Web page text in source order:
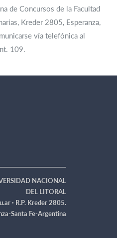
de Concursos de la Facultad
Kreder 2805, Esperanza,
vía telefónica al
109.
NACIONAL
DEL LITORAL
· R.P. Kreder 2805.
Santa Fe-Argentina